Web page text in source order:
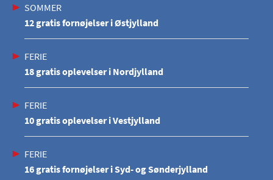
SOMMER
12 gratis fornøjelser i Østjylland
FERIE
18 gratis oplevelser i Nordjylland
FERIE
10 gratis oplevelser i Vestjylland
FERIE
16 gratis fornøjelser i Syd- og Sønderjylland